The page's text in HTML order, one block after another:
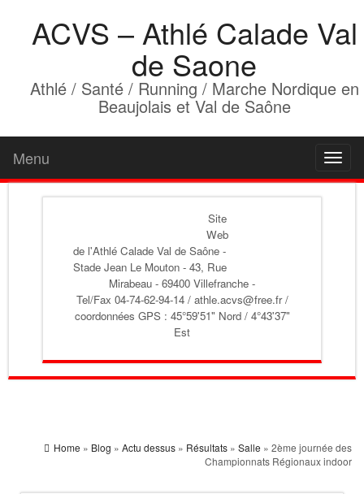
ACVS – Athlé Calade Val
de Saone
Athlé / Santé / Running / Marche Nordique en
Beaujolais et Val de Saône
Menu
Site
Web
de l'Athlé Calade Val de Saône -
Stade Jean Le Mouton - 43, Rue
Mirabeau - 69400 Villefranche -
Tel/Fax 04-74-62-94-14 / athle.acvs@free.fr /
coordonnées GPS : 45°59'51" Nord / 4°43'37"
Est
Home » Blog » Actu dessus » Résultats » Salle » 2ème journée des
Championnats Régionaux indoor